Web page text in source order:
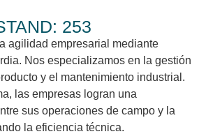
253
agilidad empresarial mediante
Nos especializamos en la gestión
y el mantenimiento industrial.
las empresas logran una
sus operaciones de campo y la
la eficiencia técnica.